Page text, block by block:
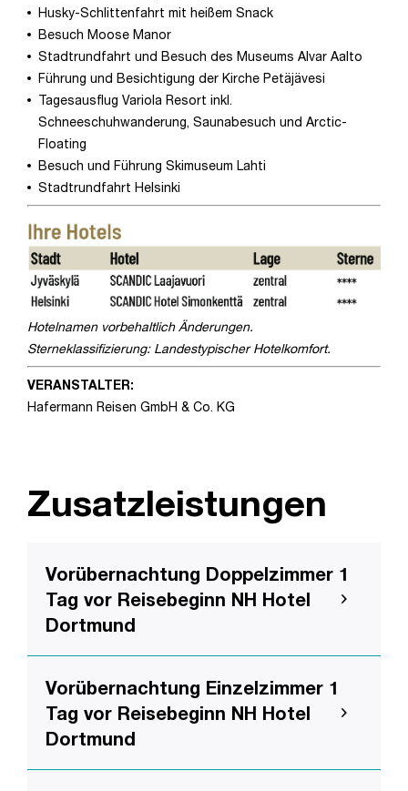
Husky-Schlittenfahrt mit heißem Snack
Besuch Moose Manor
Stadtrundfahrt und Besuch des Museums Alvar Aalto
Führung und Besichtigung der Kirche Petäjävesi
Tagesausflug Variola Resort inkl.
Schneeschuhwanderung, Saunabesuch und Arctic-
Floating
Besuch und Führung Skimuseum Lahti
Stadtrundfahrt Helsinki
Hotelnamen vorbehaltlich Änderungen.
Sterneklassifizierung: Landestypischer Hotelkomfort.
VERANSTALTER:
Hafermann Reisen GmbH & Co. KG
Zusatzleistungen
Vorübernachtung Doppelzimmer 1
Tag vor Reisebeginn NH Hotel
Dortmund
Vorübernachtung Einzelzimmer 1
Tag vor Reisebeginn NH Hotel
Dortmund